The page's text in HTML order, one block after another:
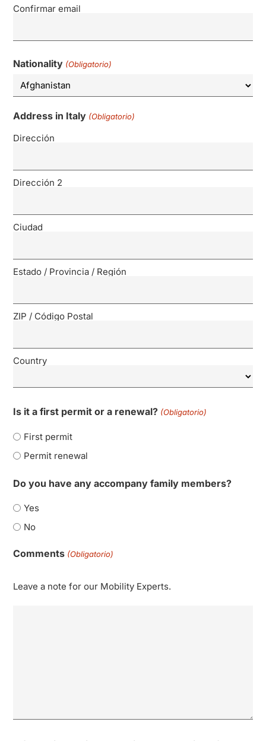
Confirmar email
Nationality (Obligatorio)
Address in Italy (Obligatorio)
Dirección
Dirección 2
Ciudad
Estado / Provincia / Región
ZIP / Código Postal
Country
Is it a first permit or a renewal? (Obligatorio)
First permit
Permit renewal
Do you have any accompany family members?
Yes
No
Comments (Obligatorio)
Leave a note for our Mobility Experts.